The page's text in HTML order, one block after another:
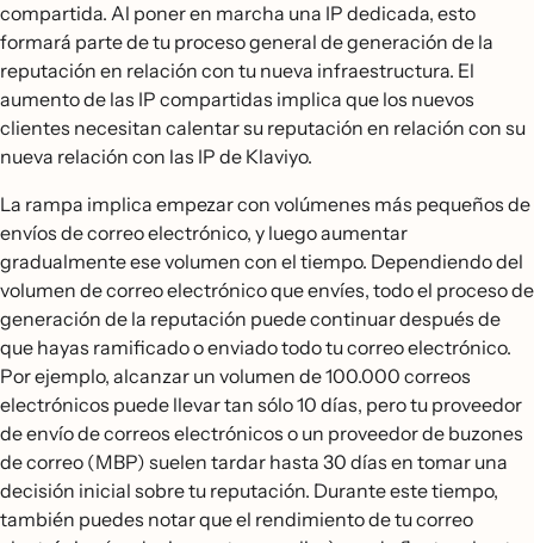
compartida. Al poner en marcha una IP dedicada, esto
formará parte de tu proceso general de generación de la
reputación en relación con tu nueva infraestructura. El
aumento de las IP compartidas implica que los nuevos
clientes necesitan calentar su reputación en relación con su
nueva relación con las IP de Klaviyo.
La rampa implica empezar con volúmenes más pequeños de
envíos de correo electrónico, y luego aumentar
gradualmente ese volumen con el tiempo. Dependiendo del
volumen de correo electrónico que envíes, todo el proceso de
generación de la reputación puede continuar después de
que hayas ramificado o enviado todo tu correo electrónico.
Por ejemplo, alcanzar un volumen de 100.000 correos
electrónicos puede llevar tan sólo 10 días, pero tu proveedor
de envío de correos electrónicos o un proveedor de buzones
de correo (MBP) suelen tardar hasta 30 días en tomar una
decisión inicial sobre tu reputación. Durante este tiempo,
también puedes notar que el rendimiento de tu correo